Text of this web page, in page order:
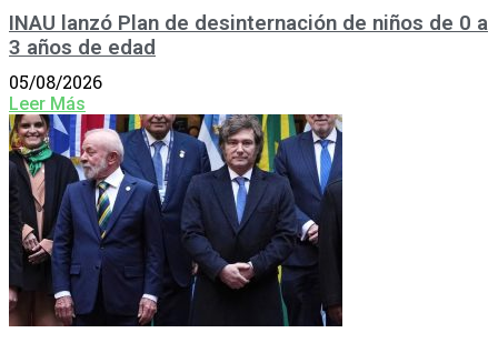
INAU lanzó Plan de desinternación de niños de 0 a
3 años de edad
05/08/2026
Leer Más